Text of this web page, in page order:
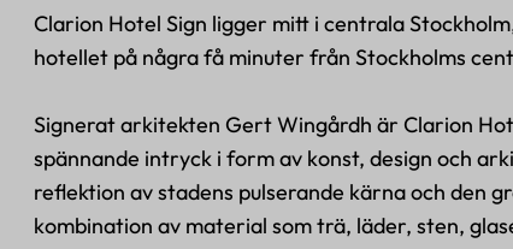
Clarion Hotel Sign ligger mitt i centrala
hotellet på några få minuter från Stockholms
Signerat arkitekten Gert Wingårdh är Clarion
spännande intryck i form av konst, design och
reflektion av stadens pulserande kärna och den
kombination av material som trä, läder, sten,